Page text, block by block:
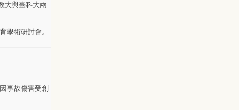
大與臺科大兩
學術研討會。
事故傷害受創